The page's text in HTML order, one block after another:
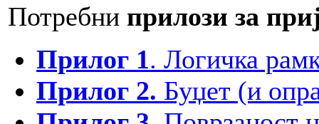
Потребни прилози за
Прилог 1. Логичка
Прилог 2. Буџет (и